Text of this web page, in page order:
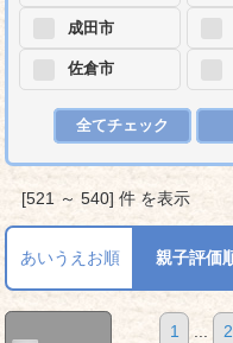
成田市
佐倉市
全てチェック
[521 ～ 540] 件 を表示
あいうえお順 親子評価
1